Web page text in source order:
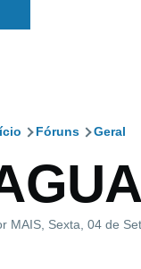
Fóruns Geral
MAIS , Sexta, 04 de